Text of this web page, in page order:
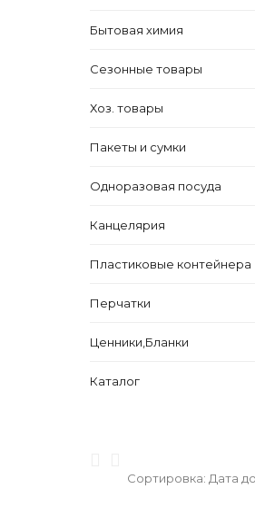
Бытовая химия
Сезонные товары
Хоз. товары
Пакеты и сумки
Одноразовая посуда
Канцелярия
Пластиковые контейнера
Перчатки
Ценники,Бланки
Каталог
Сортировка: Дата